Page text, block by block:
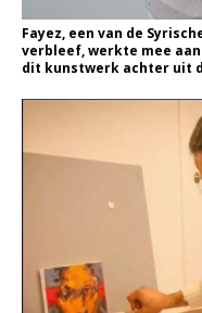
Fayez, een van de
verbleef, werkte mee
dit kunstwerk achter uit